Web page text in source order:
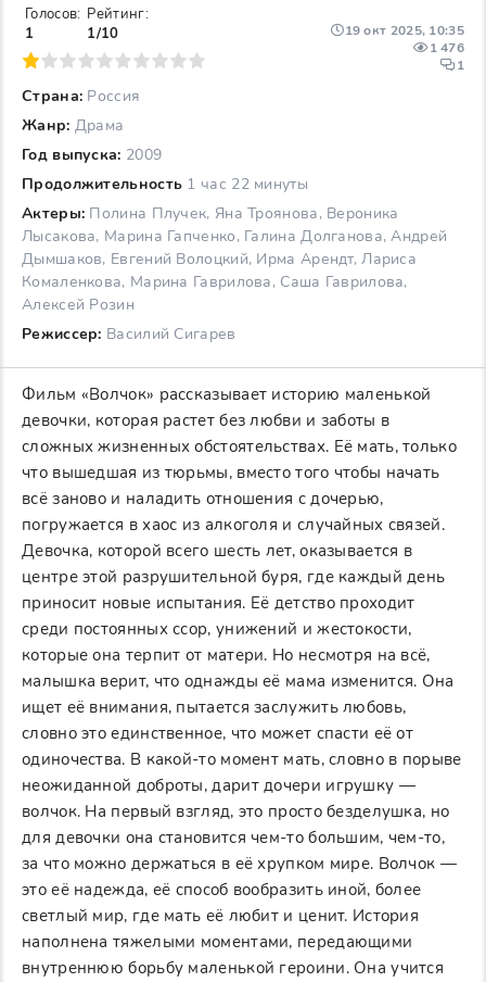
Страна: Россия
Жанр: Драма
Год выпуска: 2009
Продолжительность 1 час 22 минуты
Актеры: Полина Плучек, Яна Троянова, Вероника
Лысакова, Марина Гапченко, Галина Долганова, Андрей
Дымшаков, Евгений Волоцкий, Ирма Арендт, Лариса
Комаленкова, Марина Гаврилова, Саша Гаврилова,
Алексей Розин
Режиссер: Василий Сигарев
19 окт 2025, 10:35
1 476
1
Голосов:
1
Рейтинг:
1/10
7 8 9 10
Фильм «Волчок» рассказывает историю маленькой
девочки, которая растет без любви и заботы в
сложных жизненных обстоятельствах. Её мать, только
что вышедшая из тюрьмы, вместо того чтобы начать
всё заново и наладить отношения с дочерью,
погружается в хаос из алкоголя и случайных связей.
Девочка, которой всего шесть лет, оказывается в
центре этой разрушительной буря, где каждый день
приносит новые испытания. Её детство проходит
среди постоянных ссор, унижений и жестокости,
которые она терпит от матери. Но несмотря на всё,
малышка верит, что однажды её мама изменится. Она
ищет её внимания, пытается заслужить любовь,
словно это единственное, что может спасти её от
одиночества. В какой-то момент мать, словно в порыве
неожиданной доброты, дарит дочери игрушку —
волчок. На первый взгляд, это просто безделушка, но
для девочки она становится чем-то большим, чем-то,
за что можно держаться в её хрупком мире. Волчок —
это её надежда, её способ вообразить иной, более
светлый мир, где мать её любит и ценит. История
наполнена тяжелыми моментами, передающими
внутреннюю борьбу маленькой героини. Она учится